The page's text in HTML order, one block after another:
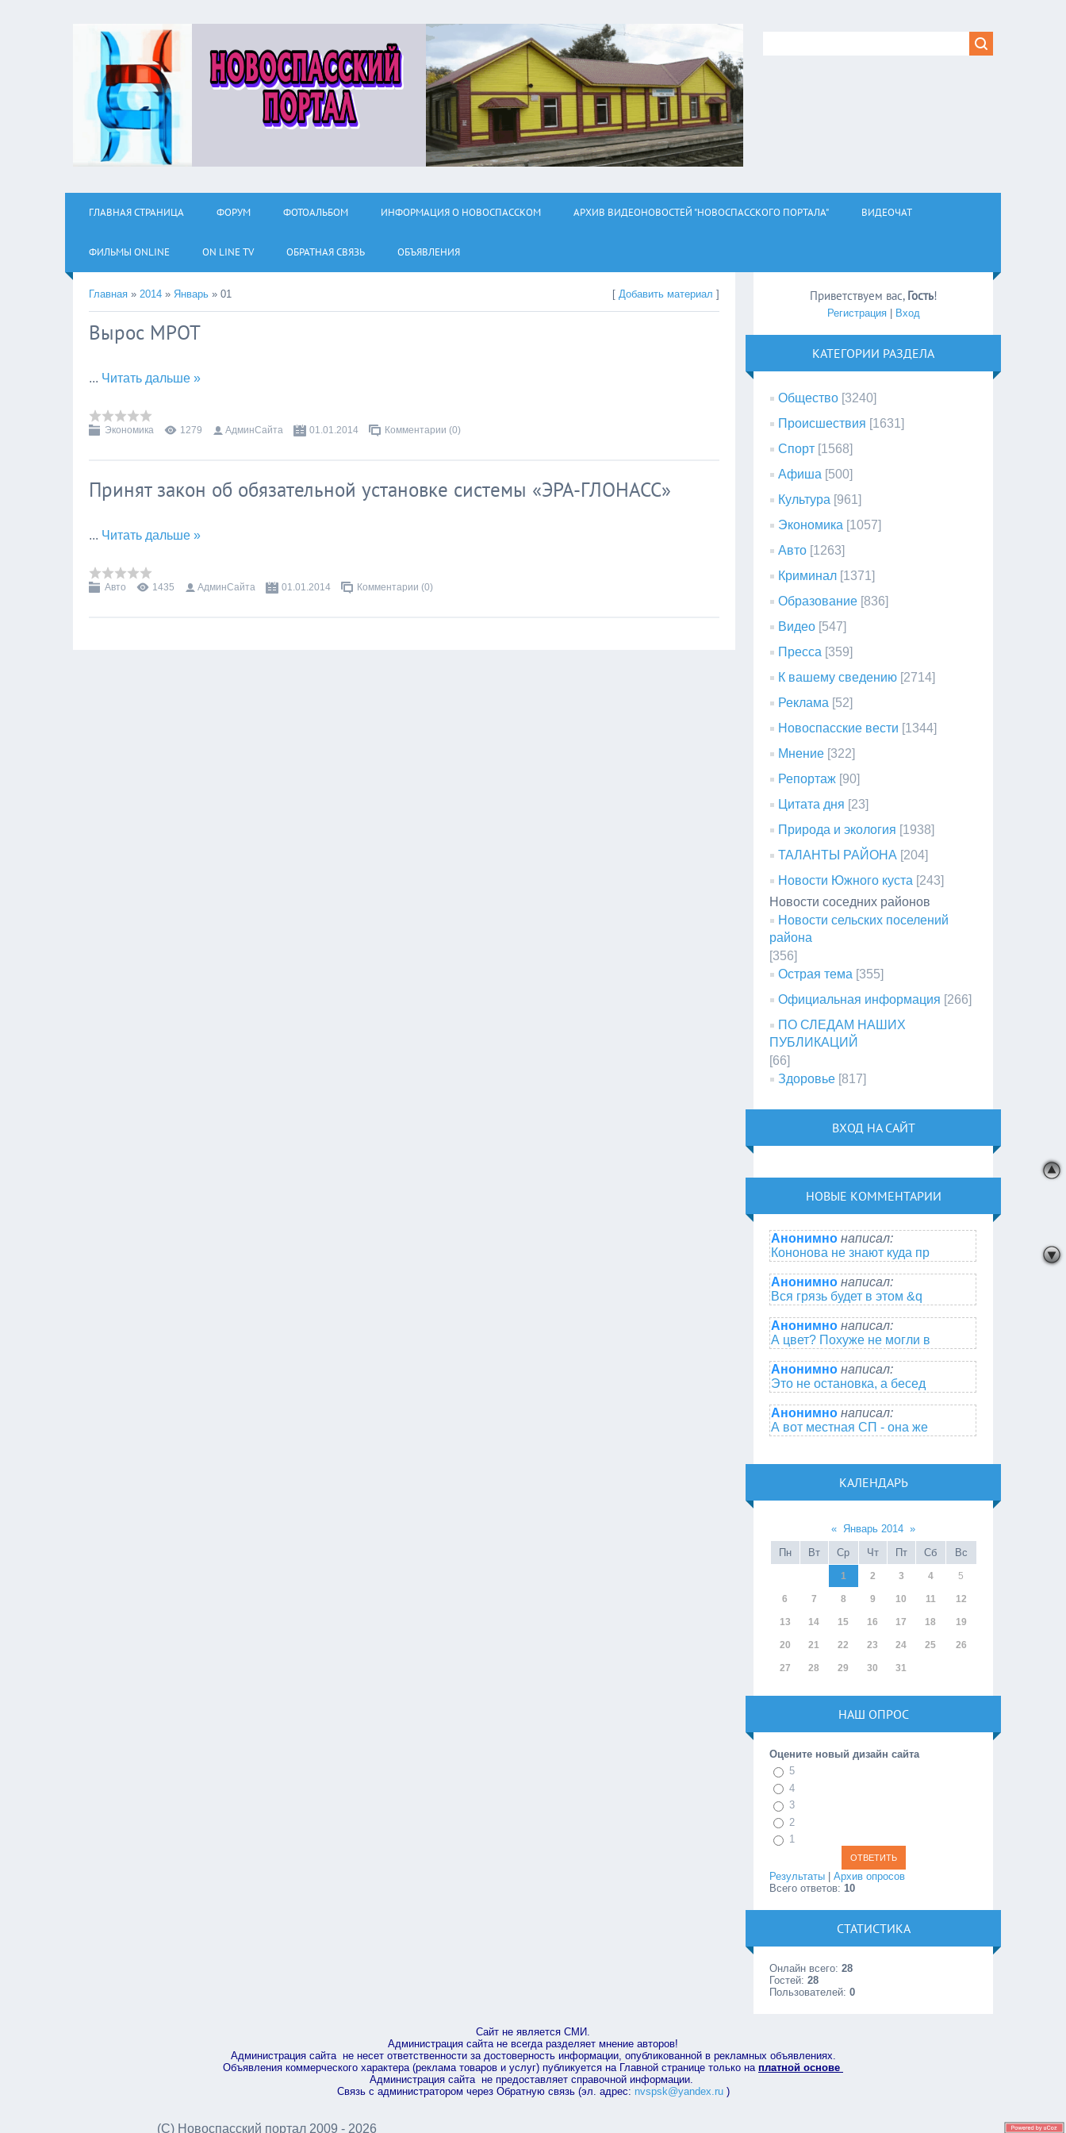
ГЛАВНАЯ СТРАНИЦА ФОРУМ ФОТОАЛЬБОМ ИНФОРМАЦИЯ О НОВОСПАССКОМ АРХИВ ВИДЕОНОВОСТЕЙ "НОВОСПАССКОГО ПОРТАЛА" ВИДЕОЧАТ
ФИЛЬМЫ ОNLINE ON LINE TV ОБРАТНАЯ СВЯЗЬ ОБЪЯВЛЕНИЯ
Главная » 2014 » Январь » 01 [Добавить материал ]
Вырос МРОТ
... Читать дальше »
Экономика 1279 АдминСайта 01.01.2014 Комментарии (0)
Принят закон об обязательной установке системы «ЭРА-ГЛОНАСС»
... Читать дальше »
Авто 1435 АдминСайта 01.01.2014 Комментарии (0)
Приветствуем вас, Гость!
Регистрация| Вход
КАТЕГОРИИ РАЗДЕЛА
Общество [3240]
Происшествия [1631]
Спорт [1568]
Афиша [500]
Культура [961]
Экономика [1057]
Авто [1263]
Криминал [1371]
Образование [836]
Видео [547]
Пресса [359]
К вашему сведению [2714]
Реклама [52]
Новоспасские вести [1344]
Мнение [322]
Репортаж [90]
Цитата дня [23]
Природа и экология [1938]
ТАЛАНТЫ РАЙОНА [204]
Новости Южного куста [243]
Новости соседних районов
Новости сельских поселений
района
[356]
Острая тема [355]
Официальная информация [266]
ПО СЛЕДАМ НАШИХ
ПУБЛИКАЦИЙ
[66]
Здоровье [817]
ВХОД НА САЙТ
НОВЫЕ КОММЕНТАРИИ
Анонимно написал:
Кононова не знают куда пр
Анонимно написал:
Вся грязь будет в этом &q
Анонимно написал:
А цвет? Похуже не могли в
Анонимно написал:
Это не остановка, а бесед
Анонимно написал:
А вот местная СП - она же
КАЛЕНДАРЬ
« Январь 2014 »
Пн
Вт Ср Чт Пт Сб Вс
1 2 3 4 5
6 7 8 9 10 11 12
13 14 15 16 17 18 19
20 21 22 23 24 25 26
27 28 29 30 31
НАШ ОПРОС
Оцените новый дизайн сайта
5
4
3
2
1
Результаты |Архив опросов
Всего ответов: 10
СТАТИСТИКА
Онлайн всего:28
Гостей:28
Пользователей:0
Сайт не является СМИ.
Администрация сайта не всегда разделяет мнение авторов!
Администрация сайта не несет ответственности за достоверность информации, опубликованной в рекламных объявлениях.
Объявления коммерческого характера (реклама товаров и услуг) публикуется на Главной странице только на платной основе
Администрация сайта не предоставляет справочной информации.
Связь с администратором через Обратную связь (эл. адрес: nvspsk@yandex.ru)
(С) Новоспасский портал 2009 - 2026